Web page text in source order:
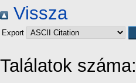
Vissza
Export
Találatok száma: